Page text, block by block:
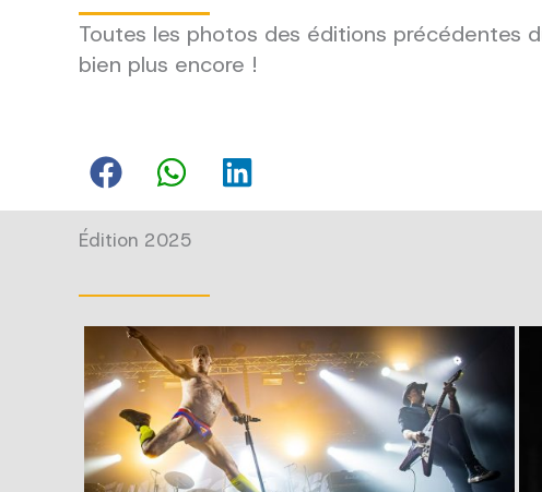
Toutes les photos des éditions précédentes
bien plus encore !
Édition 2025